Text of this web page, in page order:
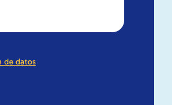
de datos